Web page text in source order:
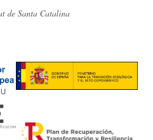
de Santa Catalina